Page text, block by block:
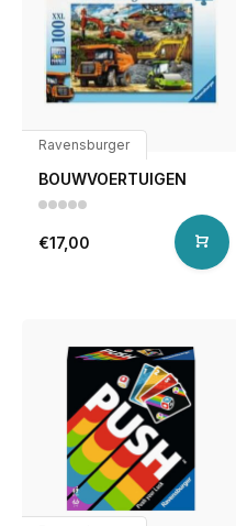
Ravensburger
BOUWVOERTUIGEN
€17,00